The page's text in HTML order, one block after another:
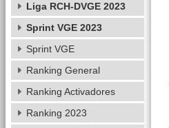
Liga RCH-DVGE 2023
Sprint VGE 2023
Sprint VGE
Ranking General
Ranking Activadores
Ranking 2023